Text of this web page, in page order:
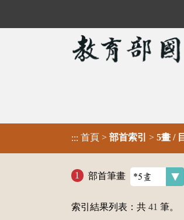
::: 首頁 > 部首索引 > 5畫 /
部首筆畫
索引結果列表：共 41 筆。